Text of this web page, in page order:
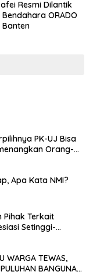
Resmi Dilantik
Banten
Apa Kata NMI?
Pihak Terkait
Setinggi-
ke MK
WARGA TEWAS,
BANGUNAN